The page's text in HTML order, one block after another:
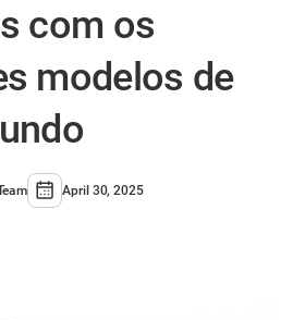
com os
modelos de
April 30, 2025